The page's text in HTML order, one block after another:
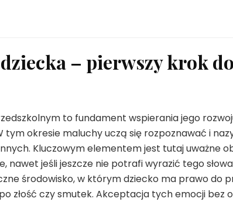
– pierwszy krok do
to fundament wspierania jego
okresie maluchy uczą się rozpoznawać i
Kluczowym elementem jest tutaj uważne
nawet jeśli jeszcze nie potrafi wyrazić tego
środowisko, w którym dziecko ma prawo do
złość czy smutek. Akceptacja tych emocji bez